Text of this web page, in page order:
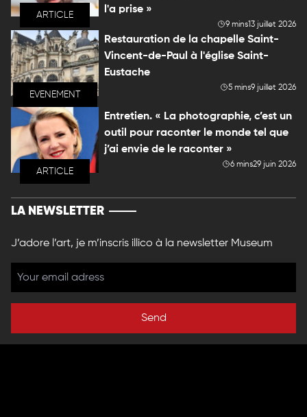
ARTICLE
l'a prise »
9 mins13 juillet 2026
EVENEMENT
Restauration de la chapelle Saint-
Vincent-de-Paul à l'église Saint-
Eustache
5 mins9 juillet 2026
ARTICLE
Entretien. « La photographie, c’est un
outil pour raconter le monde tel que
j’ai envie de le raconter »
6 mins29 juin 2026
LA NEWSLETTER
J’adore l’art, je m’inscris illico à la newsletter Museum
Send